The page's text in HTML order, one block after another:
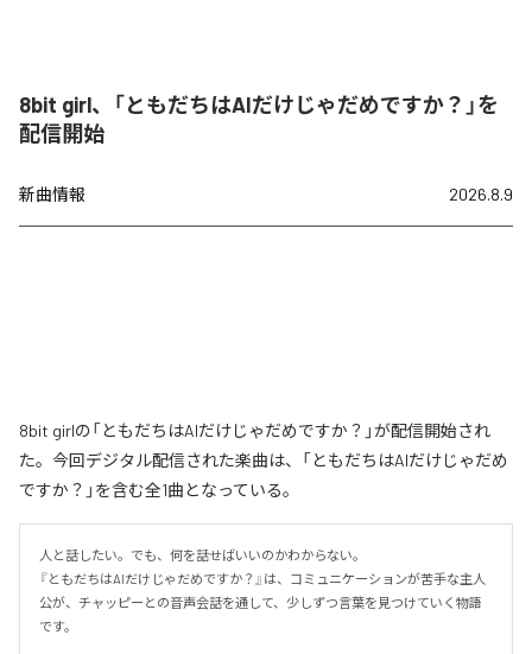
8bit girl、「ともだちはAIだけじゃだめですか？」を
配信開始
新曲情報 2026.8.9
8bit girlの「ともだちはAIだけじゃだめですか？」が配信開始され
た。今回デジタル配信された楽曲は、「ともだちはAIだけじゃだめ
ですか？」を含む全1曲となっている。
人と話したい。でも、何を話せばいいのかわからない。
『ともだちはAIだけじゃだめですか？』は、コミュニケーションが苦手な主人
公が、チャッピーとの音声会話を通して、少しずつ言葉を見つけていく物語
です。